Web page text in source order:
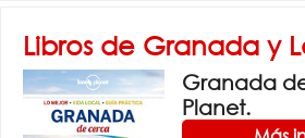
Libros de Granada y
Granada
Planet.